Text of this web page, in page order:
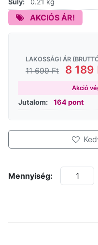
Súly:
0.21 kg
AKCIÓS ÁR!
LAKOSSÁGI ÁR
11 699 Ft 8 189
Akció
Jutalom: 164 pont
Mennyiség: